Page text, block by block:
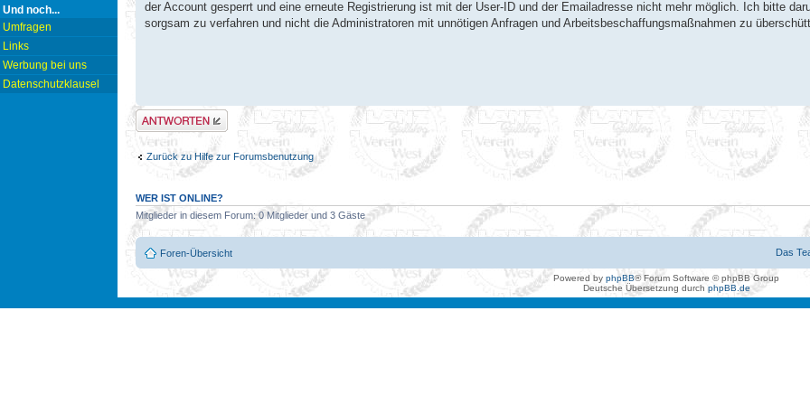
Und noch...
Umfragen
Links
Werbung bei uns
Datenschutzklausel
der Account gesperrt und eine erneute Registrierung ist mit der User-ID und der Emailadresse nicht mehr möglich. Ich bitte
sorgsam zu verfahren und nicht die Administratoren mit unnötigen Anfragen und Arbeitsbeschaffungsmaßnahmen zu
Antwort erstellen
Zurück zu Hilfe zur Forumsbenutzung
WER IST ONLINE?
Mitglieder in diesem Forum: 0 Mitglieder und 3 Gäste
Foren-Übersicht Das
Powered by phpBB® Forum Software © phpBB Group
Deutsche Übersetzung durch phpBB.de